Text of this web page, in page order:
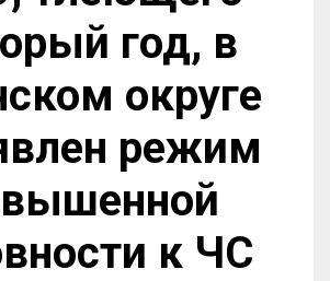
год, в
округе
режим
к ЧС